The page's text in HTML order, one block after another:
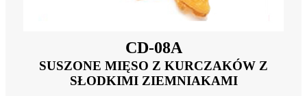
CD-08A
SUSZONE MIĘSO Z KURCZAKÓW Z
SŁODKIMI ZIEMNIAKAMI